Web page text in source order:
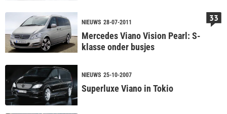
NIEUWS 28-07-2011
Mercedes Viano Vision Pearl: S-
klasse onder busjes
33
NIEUWS 25-10-2007
Superluxe Viano in Tokio